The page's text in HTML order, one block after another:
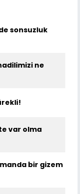
sonsuzluk
ne
var olma
bir gizem